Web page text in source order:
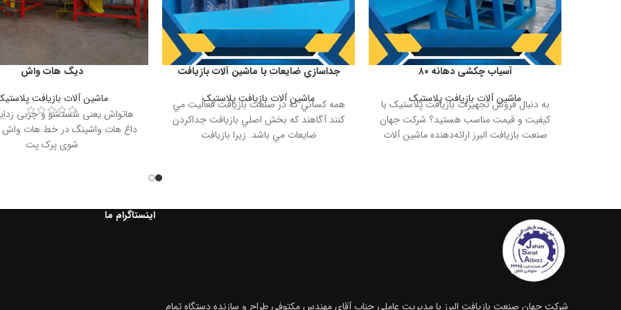
آسیاب چکشی دهانه ۸۰
ماشین آلات بازیافت پلاستیک
به دنبال فروش تجهیزات بازیافت پلاستیک با
کیفیت و قیمت مناسب هستید؟ شرکت جهان
صنعت بازیافت البرز ارائه‌دهنده ماشین آلات
جداسازي ضايعات با ماشین آلات بازیافت
ماشین آلات بازیافت پلاستیک
همه کساني که در صنعت بازيافت فعاليت مي
کنند آگاهند که بخش اصلي بازيافت جداکردن
ضايعات مي باشد. زيرا بازيافت
دیگ هات واش
ماشین آلات بازیافت
هاتواش یعنی شستشو و چربی
داغ هات واشینگ در خط هات
شوی پرک پت
شرکت جهان صنعت بازیافت البرز با مدیریت عاملی جناب آقای مهندس مکتوفی طراح و سازنده دستگاه تمام
اینستاگرام ما